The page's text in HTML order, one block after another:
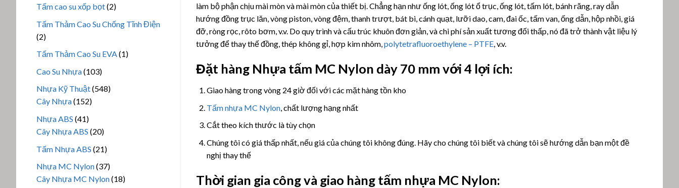
phẩm
Tấm cao su xốp bọt 22
sản
phẩm
Tấm Thảm Cao Su Chống Tĩnh Điện
22
sản
Tấm Thảm Cao Su EVA 11
Cao Su Nhựa 103103
sản
phẩm
Nhựa Kỹ Thuật 548548
Cây Nhựa 152152
Nhựa ABS 4141
sản
Cây Nhựa ABS 2020
phẩm
Tấm Nhựa ABS 2121
phẩm
Nhựa MC Nylon 3737
sản
Cây Nhựa MC Nylon 1818
làm bộ phận chịu mài mòn và mài mòn của thiết bị. Chẳng hạn như ống lót, ống lót ổ trục, ống lót, tấm lót, bánh răng, ray dẫn
hướng đồng trục lăn, vòng piston, vòng đệm, thanh trượt, bát bi, cánh quạt, lưỡi dao, cam, đai ốc, tấm van, ống dẫn, hộp nhồi, giá
đỡ, ròng rọc, rôto bơm, v.v. Do quy trình và cấu trúc khuôn đơn giản, và chi phí sản xuất tương đối thấp, nó đã trở thành vật liệu lý
tưởng để thay thế đồng, thép không gỉ, hợp kim nhôm,polytetrafluoroethylene – PTFE, v.v.
Đặt hàng Nhựa tấm MC Nylon dày 70 mm với 4 lợi ích:
Giao hàng trong vòng 24 giờ đối với các mặt hàng tồn kho
Tấm nhựa MC Nylon, chất lượng hạng nhất
Cắt theo kích thước là tùy chọn
Chúng tôi có giá thấp nhất, nếu giá của chúng tôi không đúng. Hãy cho chúng tôi biết và chúng tôi sẽ hướng dẫn bạn một đề
nghị thay thế
Thời gian gia công và giao hàng tấm nhựa MC Nylon: